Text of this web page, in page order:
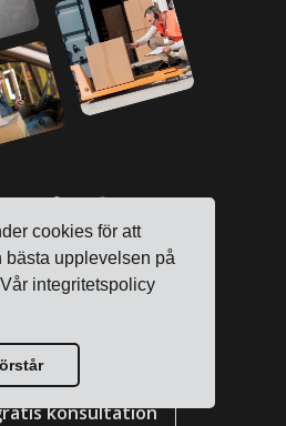
cookies för att
bästa upplevelsen på
integritetspolicy
förbättra
logistik
konto
konsultation